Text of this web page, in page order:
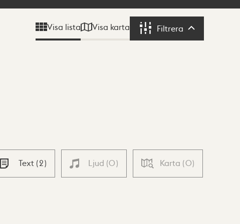
Visa lista Visa karta Filtrera Filtrera
Text (2) Ljud (0) Karta (0)